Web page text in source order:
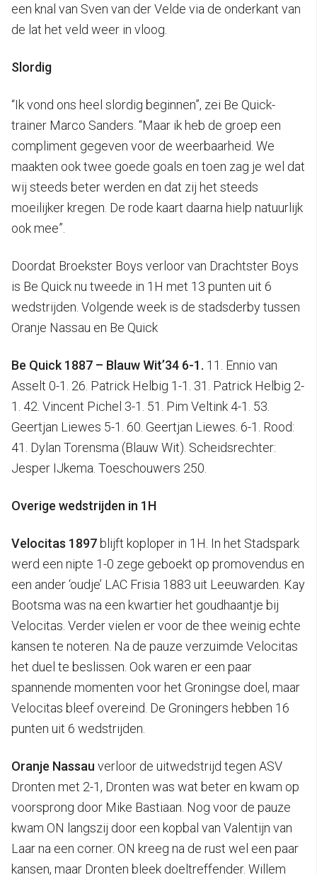
een knal van Sven van der Velde via de onderkant van
de lat het veld weer in vloog.
Slordig
“Ik vond ons heel slordig beginnen”, zei Be Quick-
trainer Marco Sanders. “Maar ik heb de groep een
compliment gegeven voor de weerbaarheid. We
maakten ook twee goede goals en toen zag je wel dat
wij steeds beter werden en dat zij het steeds
moeilijker kregen. De rode kaart daarna hielp natuurlijk
ook mee”.
Doordat Broekster Boys verloor van Drachtster Boys
is Be Quick nu tweede in 1H met 13 punten uit 6
wedstrijden. Volgende week is de stadsderby tussen
Oranje Nassau en Be Quick
Be Quick 1887 – Blauw Wit’34 6-1. 11. Ennio van
Asselt 0-1. 26. Patrick Helbig 1-1. 31. Patrick Helbig 2-
1. 42. Vincent Pichel 3-1. 51. Pim Veltink 4-1. 53.
Geertjan Liewes 5-1. 60. Geertjan Liewes. 6-1. Rood:
41. Dylan Torensma (Blauw Wit). Scheidsrechter:
Jesper IJkema. Toeschouwers 250.
Overige wedstrijden in 1H
Velocitas 1897 blijft koploper in 1H. In het Stadspark
werd een nipte 1-0 zege geboekt op promovendus en
een ander ‘oudje’ LAC Frisia 1883 uit Leeuwarden. Kay
Bootsma was na een kwartier het goudhaantje bij
Velocitas. Verder vielen er voor de thee weinig echte
kansen te noteren. Na de pauze verzuimde Velocitas
het duel te beslissen. Ook waren er een paar
spannende momenten voor het Groningse doel, maar
Velocitas bleef overeind. De Groningers hebben 16
punten uit 6 wedstrijden.
Oranje Nassau verloor de uitwedstrijd tegen ASV
Dronten met 2-1, Dronten was wat beter en kwam op
voorsprong door Mike Bastiaan. Nog voor de pauze
kwam ON langszij door een kopbal van Valentijn van
Laar na een corner. ON kreeg na de rust wel een paar
kansen, maar Dronten bleek doeltreffender. Willem